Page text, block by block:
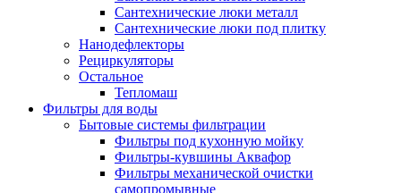
Сантехнические люки металл
Сантехнические люки под плитку
Нанодефлекторы
Рециркуляторы
Остальное
Тепломаш
Фильтры для воды
Бытовые системы фильтрации
Фильтры под кухонную мойку
Фильтры-кувшины Аквафор
Фильтры механической очистки
самопромывные